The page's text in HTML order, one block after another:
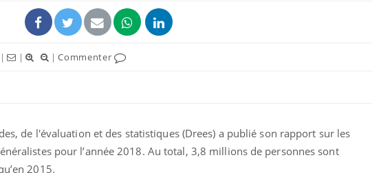
| | |Commenter
de l'évaluation et des statistiques (Drees) a publié son rapport sur les
pour l’année 2018. Au total, 3,8 millions de personnes sont
2015.
alopécie… Les symptômes de la
en fer sont multiples ce qui la rend
reste entourée d'idées reçues chez les
patients comme parfois chez les soignants.